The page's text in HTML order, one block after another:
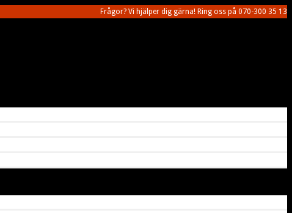
Frågor? Vi hjälper dig gärna! Ring oss på 070-300 35 13